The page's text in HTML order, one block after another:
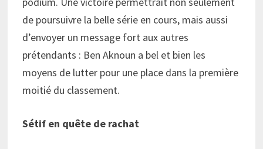
de poursuivre la belle série en cours, mais aussi
d’envoyer un message fort aux autres
prétendants : Ben Aknoun a bel et bien les
moyens de lutter pour une place dans la première
moitié du classement.
Sétif en quête de rachat